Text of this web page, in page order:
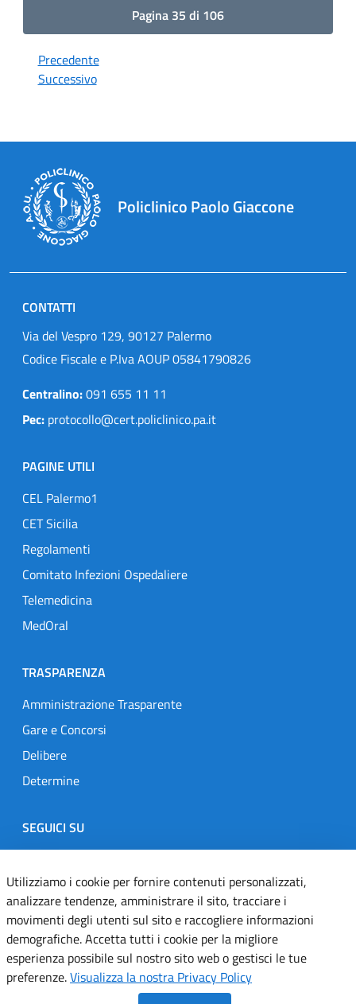
Pagina 35 di 106
Precedente
Successivo
Policlinico Paolo Giaccone
CONTATTI
Via del Vespro 129, 90127 Palermo
Codice Fiscale e P.Iva AOUP 05841790826
Centralino:091 655 11 11
Pec: protocollo@cert.policlinico.pa.it
PAGINE UTILI
CEL Palermo1
CET Sicilia
Regolamenti
Comitato Infezioni Ospedaliere
Telemedicina
MedOral
TRASPARENZA
Amministrazione Trasparente
Gare e Concorsi
Delibere
Determine
SEGUICI SU
Designers Italia
TwitterInstagramYoutubeLinkedin
Dichiarazione di accessibilità
Informativa cookie
Utilizziamo i cookie per fornire contenuti personalizzati,
analizzare tendenze, amministrare il sito, tracciare i
movimenti degli utenti sul sito e raccogliere informazioni
demografiche. Accetta tutti i cookie per la migliore
esperienza possibile sul nostro sito web o gestisci le tue
preferenze.Visualizza la nostra Privacy Policy